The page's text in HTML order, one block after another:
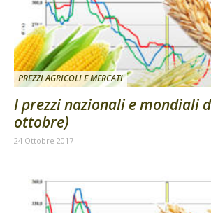
PREZZI AGRICOLI E MERCATI
I prezzi nazionali e mondiali
ottobre)
24 Ottobre 2017